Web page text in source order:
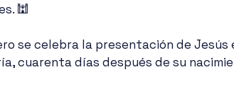
🕍
se celebra la presentación de Jesús
cuarenta días después de su